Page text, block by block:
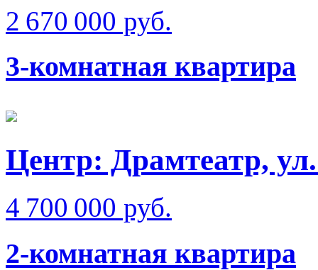
2 670 000 руб.
3-комнатная квартира
Центр: Драмтеатр,
4 700 000 руб.
2-комнатная квартира